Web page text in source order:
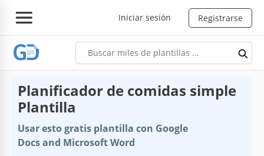
Iniciar sesión Registrarse
Planificador de comidas simple
Plantilla
Usar esto gratis plantilla con Google
Docs and Microsoft Word